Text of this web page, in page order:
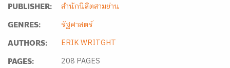
PUBLISHER: สำนักนิสิตสามย่าน
GENRES: รัฐศาสตร์
AUTHORS: ERIK WRITGHT
PAGES: 208 PAGES